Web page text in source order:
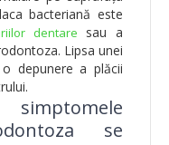
bacteriană este
dentare sau a
Lipsa unei
depunere a plăcii
se